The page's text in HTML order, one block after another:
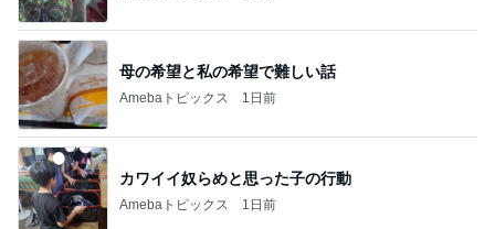
母の希望と私の希望で難しい話
Amebaトピックス 1日前
カワイイ奴らめと思った子の行動
Amebaトピックス 1日前